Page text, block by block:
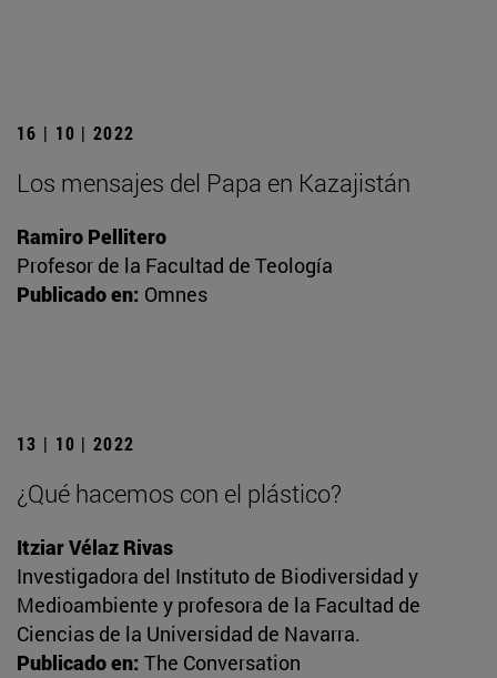
16 | 10 | 2022
Los mensajes del Papa en Kazajistán
Ramiro Pellitero
Profesor de la Facultad de Teología
Publicado en: Omnes
13 | 10 | 2022
¿Qué hacemos con el plástico?
Itziar Vélaz Rivas
Investigadora del Instituto de Biodiversidad y
Medioambiente y profesora de la Facultad de
Ciencias de la Universidad de Navarra.
Publicado en: The Conversation